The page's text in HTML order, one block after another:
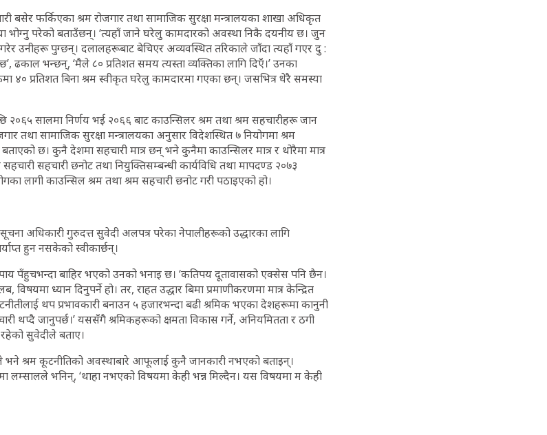
बसेर फर्किएका श्रम रोजगार तथा सामाजिक सुरक्षा मन्त्रालयका शाखा अधिकृत
भोग्नु परेको बताउँछन्। ‘त्यहाँ जाने घरेलु कामदारको अवस्था निकै दयनीय छ। जुन
उनीहरू पुग्छन्। दलालहरूबाट बेचिएर अव्यवस्थित तरिकाले जाँदा त्यहाँ गएर दु :
भन्छन्, ‘मैले ८० प्रतिशत समय त्यस्ता व्यक्तिका लागि दिएँ।’ उनका
४० प्रतिशत बिना श्रम स्वीकृत घरेलु कामदारमा गएका छन्। जसभित्र धेरै समस्या
सालमा निर्णय भई २०६६ बाट काउन्सिलर श्रम तथा श्रम सहचारीहरू जान
तथा सामाजिक सुरक्षा मन्त्रालयका अनुसार विदेशस्थित ७ नियोगमा श्रम
छ। कुनै देशमा सहचारी मात्र छन् भने कुनैमा काउन्सिलर मात्र र थोरैमा मात्र
सहचारी छनोट तथा नियुक्तिसम्बन्धी कार्यविधि तथा मापदण्ड २०७३
लागी काउन्सिल श्रम तथा श्रम सहचारी छनोट गरी पठाइएको हो।
अधिकारी गुरुदत्त सुवेदी अलपत्र परेका नेपालीहरूको उद्धारका लागि
हुन नसकेको स्वीकार्छन्।
पँहुचभन्दा बाहिर भएको उनको भनाइ छ। ‘कतिपय दूतावासको एक्सेस पनि छैन।
ध्यान दिनुपर्ने हो। तर, राहत उद्धार बिमा प्रमाणीकरणमा मात्र केन्द्रित
थप प्रभावकारी बनाउन ५ हजारभन्दा बढी श्रमिक भएका देशहरूमा कानुनी
थप्दै जानुपर्छ।’ यससँगै श्रमिकहरूको क्षमता विकास गर्ने, अनियमितता र ठगी
सुवेदीले बताए।
भने श्रम कूटनीतिको अवस्थाबारे आफूलाई कुनै जानकारी नभएको बताइन्।
लम्सालले भनिन्, ‘थाहा नभएको विषयमा केही भन्न मिल्दैन। यस विषयमा म केही